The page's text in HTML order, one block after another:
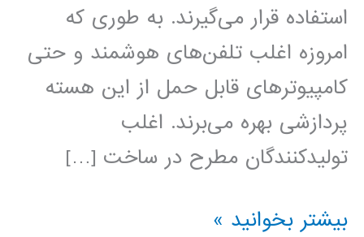
استفاده قرار می‌گیرند. به طوری که
امروزه اغلب تلفن‌های هوشمند و حتی
کامپیوترهای قابل حمل از این هسته
پردازشی بهره می‌برند. اغلب
تولیدکنندگان مطرح در ساخت […]
میکروکنترلرهای
بیشتر بخوانید »